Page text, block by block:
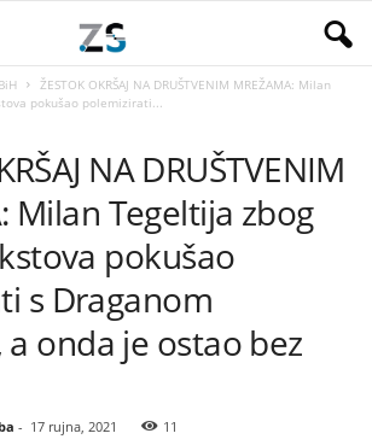
BiH
ŽESTOK OKRŠAJ NA DRUŠTVENIM MREŽAMA: Milan
pokušao polemizirati...
NA DRUŠTVENIM
Milan Tegeltija zbog
pokušao
s Draganom
a onda je ostao bez
- 17 rujna, 2021 11